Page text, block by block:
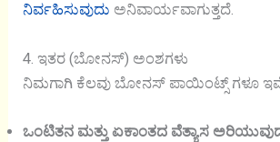
ನಿರ್ವಹಿಸುವುದು ಅನಿವಾರ್ಯವಾಗುತ್ತದೆ.
4. ಇತರ (ಬೋನಸ್) ಅಂಶಗಳು
ನಿಮಗಾಗಿ ಕೆಲವು ಬೋನಸ್ ಪಾಯಿಂಟ್ಸ್ ಗಳೂ
ಒಂಟಿತನ ಮತ್ತು ಏಕಾಂತದ ವೆತ್ಯಾಸ